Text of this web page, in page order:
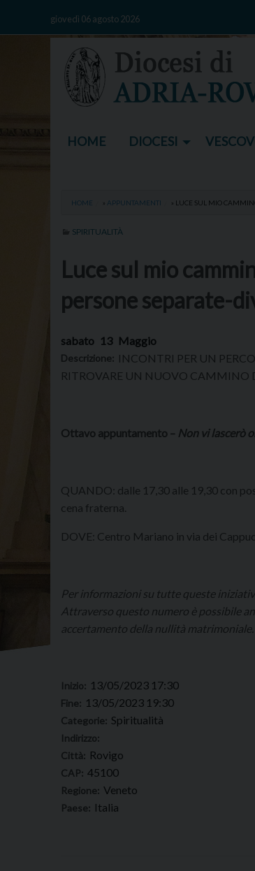
giovedì 06 agosto 2026
HOME DIOCESI
HOME » APPUNTAMENTI » LUCE SUL MIO
SPIRITUALITÀ
Luce sul mio
persone separate-
sabato 13 Maggio
Descrizione: INCONTRI PER UN
RITROVARE UN NUOVO CAMMINO
Ottavo appuntamento – Non vi lascerò
QUANDO: dalle 17,30 alle 19,30 con
cena fraterna.
DOVE: Centro Mariano in via dei
Per informazioni su tutte queste
Attraverso questo numero è possibile
accertamento della nullità matrimoniale.
Inizio: 13/05/2023 17:30
Fine: 13/05/2023 19:30
Categorie: Spiritualità
Indirizzo:
Città: Rovigo
CAP: 45100
Regione: Veneto
Paese: Italia